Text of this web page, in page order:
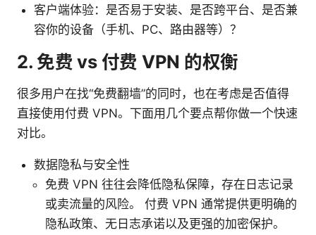
客户端体验：是否易于安装、是否跨平台、是否兼
容你的设备（手机、PC、路由器等）？
2. 免费 vs 付费 VPN 的权衡
很多用户在找“免费翻墙”的同时，也在考虑是否值得
直接使用付费 VPN。下面用几个要点帮你做一个快速
对比。
数据隐私与安全性
免费 VPN 往往会降低隐私保障，存在日志记录
或卖流量的风险。 付费 VPN 通常提供更明确的
隐私政策、无日志承诺以及更强的加密保护。